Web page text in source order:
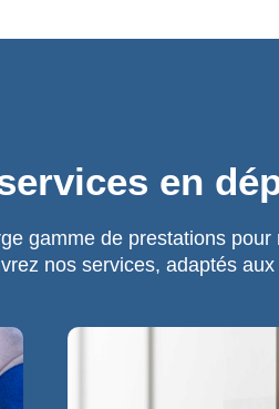
en
gamme de prestations
nos services, adaptés